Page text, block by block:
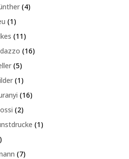
44
11
Produkt
1111
Produkte
1616
55
Produkte
11
Produkt
1616
22
Produkte
11
1
Produkt
77